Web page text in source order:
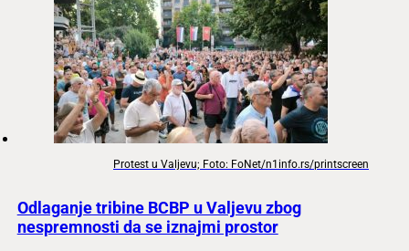
Protest u Valjevu; Foto: FoNet/n1info.rs/printscreen
Odlaganje tribine BCBP u Valjevu zbog
nespremnosti da se iznajmi prostor